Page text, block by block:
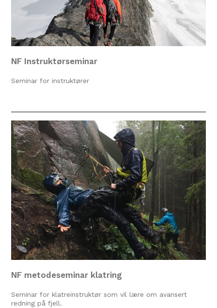
NF Instruktørseminar
Seminar for instruktører
NF metodeseminar klatring
Seminar for klatreinstruktør som vil lære om avansert
redning på fjell.